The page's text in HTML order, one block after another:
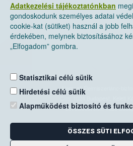
Adatkezelési tájékoztatónkban
gondoskodunk személyes adatai
cookie-kat (sütiket) használ a jobb
érdekében, melynek biztosításához
„Elfogadom” gombra.
Statisztikai célú sütik
Hirdetési célú sütik
Alapműködést biztosító és
ÖSSZES SÜTI
Nemzeti Élelmiszerlánc-
Levelezési cím: 1525
E-mail: